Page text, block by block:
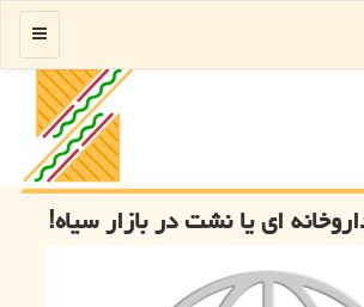
منو
ای یا نشت در بازار سیاه!